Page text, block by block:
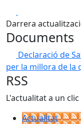
Darrera
Documents
Declaració de
per la millora de la
RSS
L'actualitat a un clic
Actualitat